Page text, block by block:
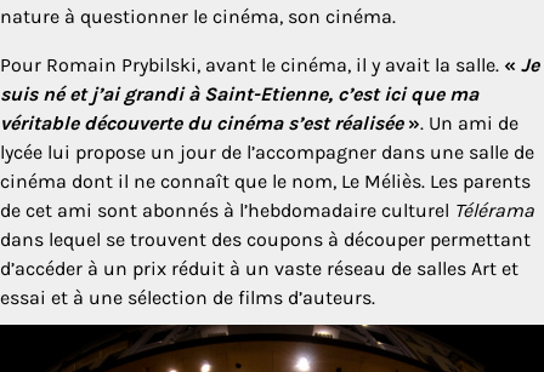
nature à questionner le cinéma, son cinéma.
Pour Romain Prybilski, avant le cinéma, il y avait la salle. « Je
suis né et j’ai grandi à Saint-Etienne, c’est ici que ma
véritable découverte du cinéma s’est réalisée». Un ami de
lycée lui propose un jour de l’accompagner dans une salle de
cinéma dont il ne connaît que le nom, Le Méliès. Les parents
de cet ami sont abonnés à l’hebdomadaire culturel Télérama
dans lequel se trouvent des coupons à découper permettant
d’accéder à un prix réduit à un vaste réseau de salles Art et
essai et à une sélection de films d’auteurs.